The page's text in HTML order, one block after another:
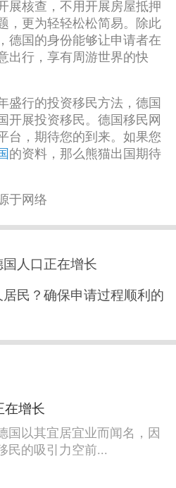
核查，不用开展房屋抵押
，更为轻轻松松简易。除此
德国的身份能够让申请者在
出行，享有周游世界的快
行的投资移民方法，德国
开展投资移民。德国移民网
台，期待您的到来。如果您
的资料，那么熊猫出国期待
于网络
人口正在增长
民？确保申请过程顺利的
在增长
以其宜居宜业而闻名，因
民的吸引力空前...